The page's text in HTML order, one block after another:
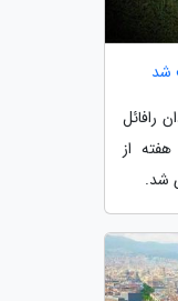
شد
رافائل
هفته از
شد.